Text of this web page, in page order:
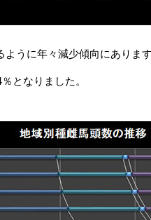
うに年々減少傾向にありま
となりました。